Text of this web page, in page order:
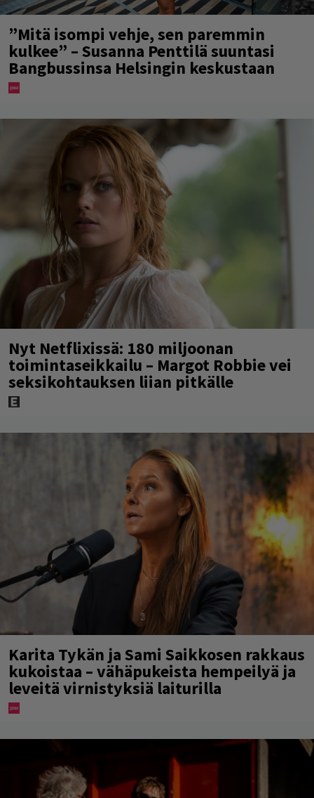
”Mitä isompi vehje, sen paremmin
kulkee” – Susanna Penttilä suuntasi
Bangbussinsa Helsingin keskustaan
Nyt Netflixissä: 180 miljoonan
toimintaseikkailu – Margot Robbie vei
seksikohtauksen liian pitkälle
Karita Tykän ja Sami Saikkosen rakkaus
kukoistaa – vähäpukeista hempeilyä ja
leveitä virnistyksiä laiturilla